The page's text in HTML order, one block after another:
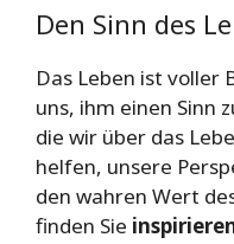
Den Sinn des
Das Leben ist voller
uns, ihm einen Sinn
die wir über das
helfen, unsere
den wahren Wert
finden Sie